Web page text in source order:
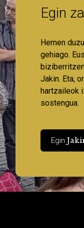
Egin
Hemen
gehiago.
Jakin. Eta,
hartzaileok
sostengua.
Egin